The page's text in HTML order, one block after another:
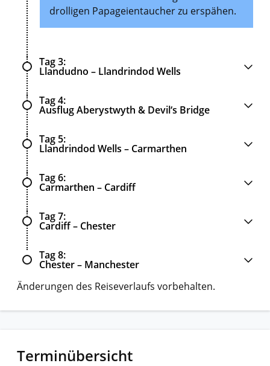
drolligen Papageientaucher zu erspähen.
Tag 3
Llandudno – Llandrindod Wells
Tag 4
Ausflug Aberystwyth & Devil‘s Bridge
Tag 5
Llandrindod Wells – Carmarthen
Tag 6
Carmarthen – Cardiff
Tag 7
Cardiff – Chester
Tag 8
Chester – Manchester
Änderungen des Reiseverlaufs vorbehalten.
Terminübersicht